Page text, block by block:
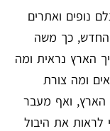
נופים ואתרים
החדש, כך משה
הארץ נראית ומה
ומה צורת
ואף מעבר
לראות את היבול